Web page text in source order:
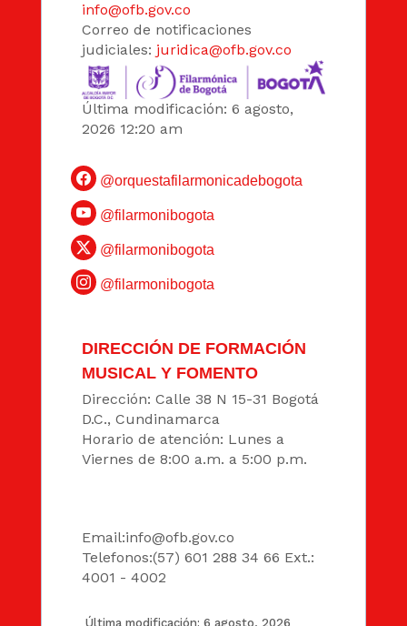
info@ofb.gov.co
Correo de notificaciones
judiciales: juridica@ofb.gov.co
Última modificación: 6 agosto,
2026 12:20 am
@orquestafilarmonicadebogota
@filarmonibogota
@filarmonibogota
@filarmonibogota
DIRECCIÓN DE FORMACIÓN
MUSICAL Y FOMENTO
Dirección: Calle 38 N 15-31 Bogotá
D.C., Cundinamarca
Horario de atención: Lunes a
Viernes de 8:00 a.m. a 5:00 p.m.
Email:info@ofb.gov.co
Telefonos:(57) 601 288 34 66 Ext.:
4001 - 4002
Última modificación: 6 agosto, 2026